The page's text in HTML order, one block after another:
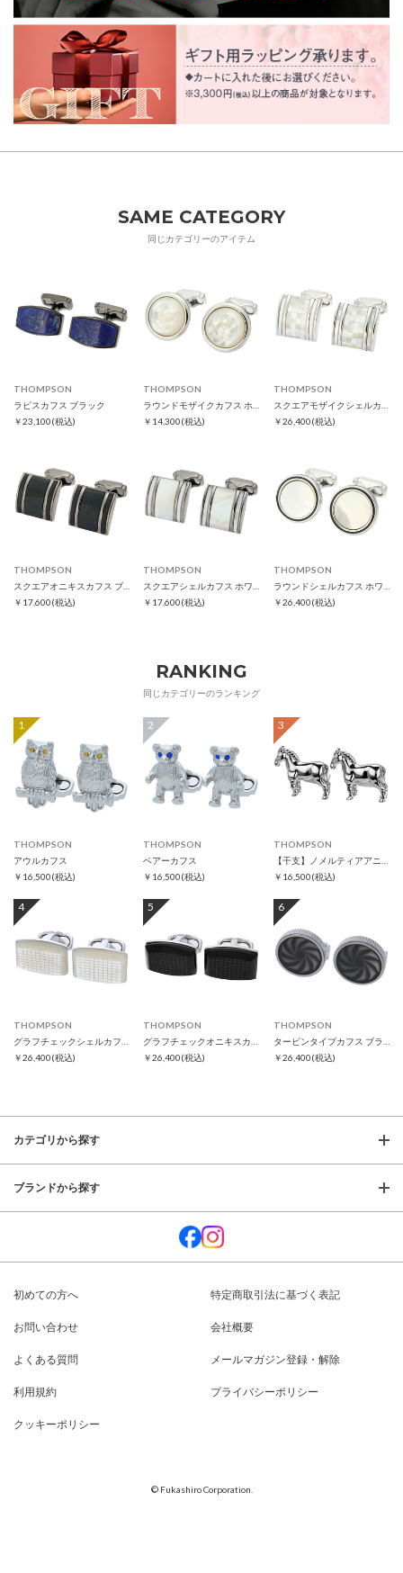
SAME CATEGORY
同じカテゴリーのアイテム
THOMPSON
ラピスカフス ブラック
￥23,100(税込)
THOMPSON
￥14,300(税込)
THOMPSON
￥26,400(税込)
THOMPSON
￥17,600(税込)
THOMPSON
￥17,600(税込)
THOMPSON
￥26,400(税込)
RANKING
同じカテゴリーのランキング
1
THOMPSON
アウルカフス
￥16,500(税込)
2
THOMPSON
ベアーカフス
￥16,500(税込)
3
THOMPSON
￥16,500(税込)
4
THOMPSON
￥26,400(税込)
5
THOMPSON
￥26,400(税込)
6
THOMPSON
￥26,400(税込)
カテゴリから探す
ブランドから探す
初めての方へ 特定商取引法に基づく表記
お問い合わせ 会社概要
よくある質問 メールマガジン登録・解除
利用規約 プライバシーポリシー
クッキーポリシー
© Fukashiro Corporation.